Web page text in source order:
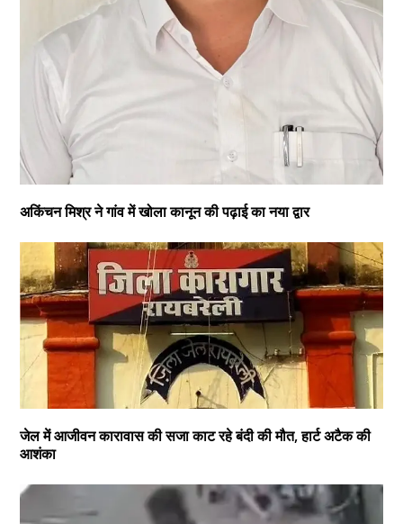
अकिंचन मिश्र ने गांव में खोला कानून की पढ़ाई का नया द्वार
जेल में आजीवन कारावास की सजा काट रहे बंदी की मौत, हार्ट अटैक की
आशंका